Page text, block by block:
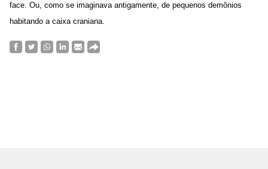
face. Ou, como se imaginava antigamente, de pequenos demônios
habitando a caixa craniana.